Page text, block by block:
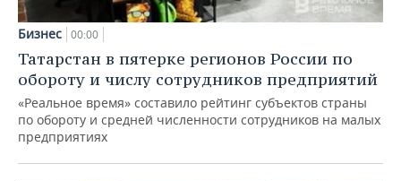
Бизнес 00:00
Татарстан в пятерке регионов России по
обороту и числу сотрудников предприятий
«Реальное время» составило рейтинг субъектов страны
по обороту и средней численности сотрудников на малых
предприятиях